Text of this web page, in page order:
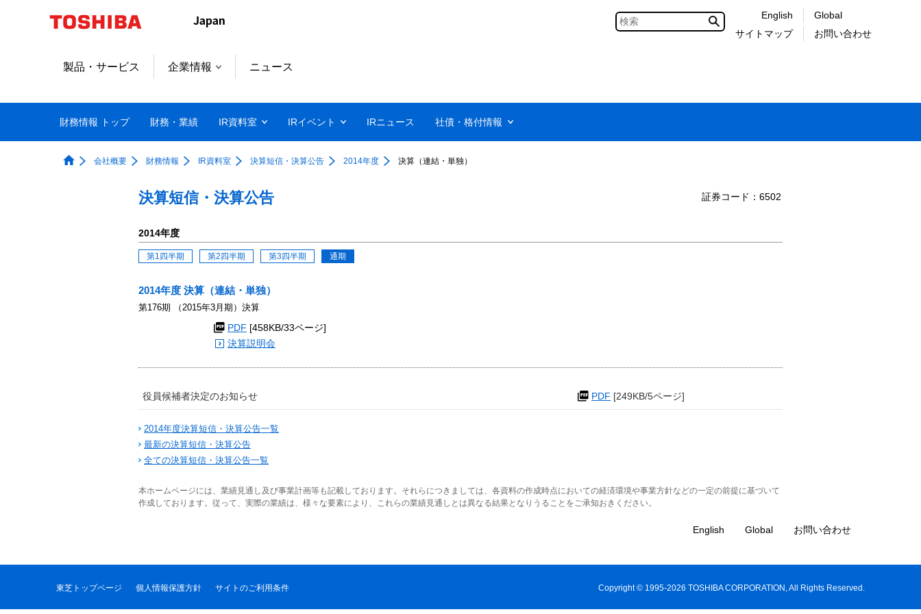
English
サイトマップ
Global
お問い合わせ
製品・サービス 企業情報 ニュース
財務情報 トップ 財務・業績 IR資料室 IRイベント IRニュース 社債・格付情報
会社概要 財務情報 IR資料室 決算短信・決算公告 2014年度 決算（連結・単独）
決算短信・決算公告 証券コード：6502
2014年度
第1四半期 第2四半期 第3四半期 通期
2014年度 決算（連結・単独）
第176期 （2015年3月期）決算
PDF [458KB/33ページ]
決算説明会
役員候補者決定のお知らせ PDF [249KB/5ページ]
2014年度決算短信・決算公告一覧
最新の決算短信・決算公告
全ての決算短信・決算公告一覧
本ホームページには、業績見通し及び事業計画等も記載しております。それらにつきましては、各資料の作成時点においての経済環境や事業方針などの一定の前提に基づいて
作成しております。従って、実際の業績は、様々な要素により、これらの業績見通しとは異なる結果となりうることをご承知おきください。
English Global お問い合わせ
東芝トップページ 個人情報保護方針 サイトのご利用条件 Copyright © 1995-2026 TOSHIBA CORPORATION, All Rights Reserved.